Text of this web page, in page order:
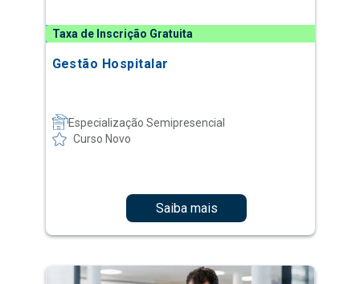
Taxa de Inscrição Gratuita
Gestão Hospitalar
Especialização Semipresencial
Curso Novo
Saiba mais